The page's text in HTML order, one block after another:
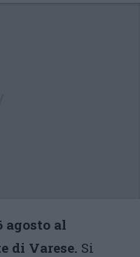
agosto al
di Varese. Si